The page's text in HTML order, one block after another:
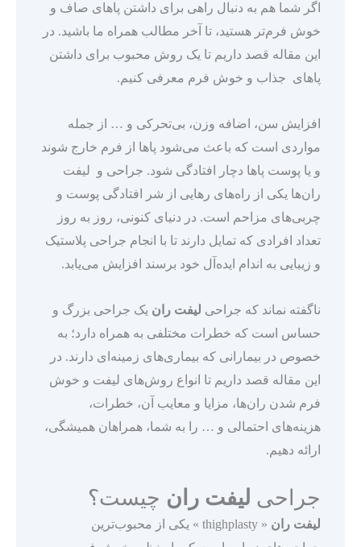
اگر شما هم به دنبال راهی برای داشتن پاهای صاف و
خوش فرم‌تر هستید، تا آخر مطالب همراه ما باشید. در
این مقاله قصد داریم تا یک روش محبوب برای داشتن
پاهای جذاب و خوش فرم معرفی کنیم.
افزایش سن، اضافه وزن، بی‌تحرکی و … از جمله
مواردی است که باعث می‌شود پاها از فرم خارج شوند
و یا پوست پاها دچار افتادگی شود. جراحی و لیفت
ران‌ها یکی از راه‌های رهایی از شر افتادگی پوست و
چربی‌های مزاحم است. در دنیای کنونی، روز به روز
تعداد افرادی که تمایل دارند تا با انجام جراحی پلاستیک
و زیبایی به اندام ایده‌آل خود برسند افزایش می‌یابد.
ناگفته نماند که جراحی لیفت ران یک جراحی بزرگ و
حساس است که خطرات مختلفی به همراه دارد؛ به
خصوص در بیمارانی که بیماری‌های زمینه‌ای دارند. در
این مقاله قصد داریم تا انواع روش‌های لیفت و خوش
فرم شدن ران‌ها، مزایا و معایب آن، خطرات،
هزینه‌های احتمالی و … را به شما، همراهان همیشگی،
ارائه دهیم.
جراحی لیفت ران چیست؟
لیفت ران
« thighplasty » یکی از محبوب‌ترین